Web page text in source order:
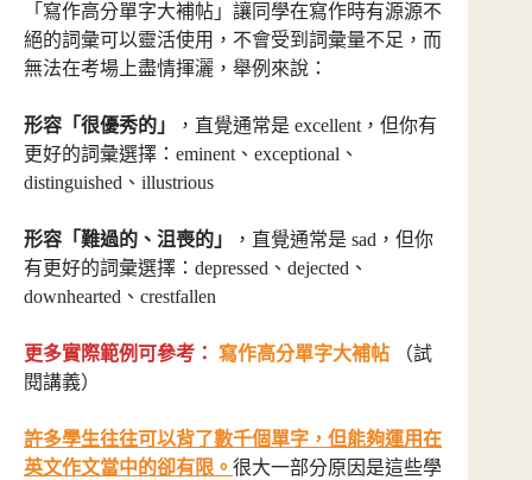
「寫作高分單字大補帖」讓同學在寫作時有源源不
絕的詞彙可以靈活使用，不會受到詞彙量不足，而
無法在考場上盡情揮灑，舉例來說：
形容「很優秀的」
，直覺通常是 excellent，但你有
更好的詞彙選擇：eminent、exceptional、
distinguished、illustrious
形容「難過的、沮喪的」
，直覺通常是 sad，但你
有更好的詞彙選擇：depressed、dejected、
downhearted、crestfallen
更多實際範例可參考： 寫作高分單字大補帖 （試
閱講義）
許多學生往往可以背了數千個單字，但能夠運用在
英文作文當中的卻有限。 很大一部分原因是這些學